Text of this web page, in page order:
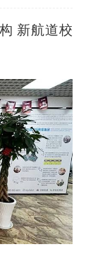
新航道校